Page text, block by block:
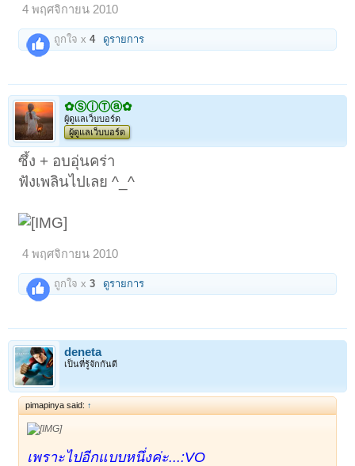
4 พฤศจิกายน 2010
ถูกใจ x4 ดูรายการ
✿ⓈⓘⓉⓐ✿
ผู้ดูแลเว็บบอร์ด
ผู้ดูแลเว็บบอร์ด
ซึ้ง + อบอุ่นคร่า
ฟังเพลินไปเลย ^_^
4 พฤศจิกายน 2010
ถูกใจ x3 ดูรายการ
deneta
เป็นที่รู้จักกันดี
pimapinya said: ↑
เพราะไปอีกแบบหนึ่งค่ะ...:VO